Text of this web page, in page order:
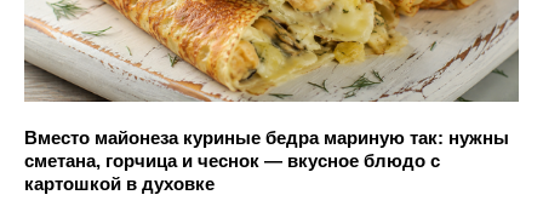
Вместо майонеза куриные бедра мариную так: нужны
сметана, горчица и чеснок — вкусное блюдо с
картошкой в духовке